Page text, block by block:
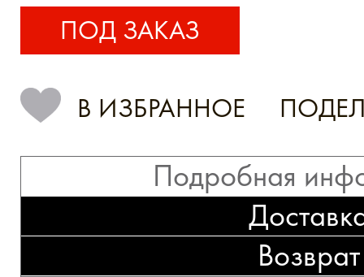
ПОД ЗАКАЗ
В ИЗБРАННОЕ
Подробная
Возврат